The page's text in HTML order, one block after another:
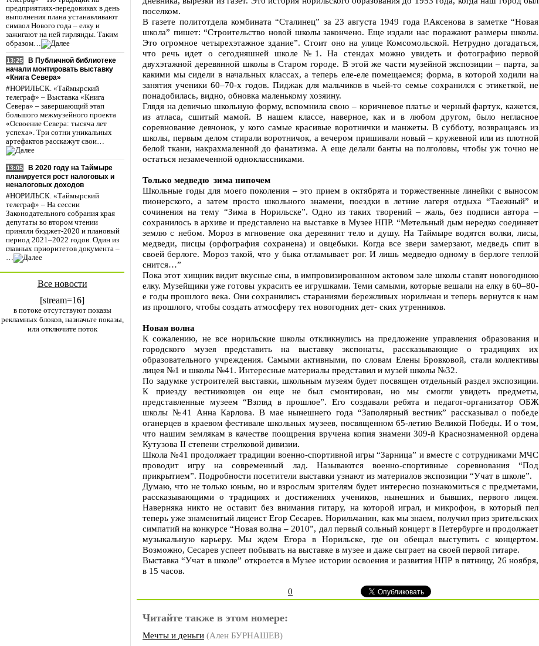
предприятиях-передовиках в день
выполнения плана устанавливают
символ Нового года – елку и
зажигают на ней гирлянды. Таким
образом…
13:25
В Публичной библиотеке
начали монтировать выставку
«Книга Севера»
#НОРИЛЬСК. «Таймырский
телеграф» – Выставка «Книга
Севера» – завершающий этап
большого межмузейного проекта
«Освоение Севера: тысяча лет
успеха». Три сотни уникальных
артефактов расскажут свои…
13:05
В 2020 году на Таймыре
планируется рост налоговых и
неналоговых доходов
#НОРИЛЬСК. «Таймырский
телеграф» – На сессии
Законодательного собрания края
депутаты во втором чтении
приняли бюджет-2020 и плановый
период 2021–2022 годов. Один из
главных приоритетов документа –
…
Все новости
[stream=16]
в потоке отсутствуют показы
рекламных блоков, назначьте показы,
или отключите поток
поселком.
В газете политотдела комбината “Сталинец” за 23 августа 1949 года Р.Аксенова в заметке “Новая
школа” пишет: “Строительство новой школы закончено. Еще издали нас поражают размеры школы.
Это огромное четырехэтажное здание”. Стоит оно на улице Комсомольской. Нетрудно догадаться,
что речь идет о сегодняшней школе №1. На стендах можно увидеть и фотографию первой
двухэтажной деревянной школы в Старом городе. В этой же части музейной экспозиции – парта, за
какими мы сидели в начальных классах, а теперь еле-еле помещаемся; форма, в которой ходили на
занятия ученики 60–70-х годов. Пиджак для мальчиков в чьей-то семье сохранился с этикеткой, не
понадобилась, видно, обновка маленькому хозяину.
Глядя на девичью школьную форму, вспомнила свою – коричневое платье и черный фартук, кажется,
из атласа, сшитый мамой. В нашем классе, наверное, как и в любом другом, было негласное
соревнование девчонок, у кого самые красивые воротнички и манжеты. В субботу, возвращаясь из
школы, первым делом стирали воротничок, а вечером пришивали новый – кружевной или из плотной
белой ткани, накрахмаленной до фанатизма. А еще делали банты на полголовы, чтобы уж точно не
остаться незамеченной одноклассниками.
Только медведю зима нипочем
Школьные годы для моего поколения – это прием в октябрята и торжественные линейки с выносом
пионерского, а затем просто школьного знамени, поездки в летние лагеря отдыха “Таежный” и
сочинения на тему “Зима в Норильске”. Одно из таких творений – жаль, без подписи автора –
сохранилось в архиве и представлено на выставке в Музее НПР. “Метельный дым нередко соединяет
землю с небом. Мороз в мгновение ока деревянит тело и душу. На Таймыре водятся волки, лисы,
медведи, писцы (орфография сохранена) и овцебыки. Когда все звери замерзают, медведь спит в
своей берлоге. Мороз такой, что у быка отламывает рог. И лишь медведю одному в берлоге теплой
снится…”
Пока этот хищник видит вкусные сны, в импровизированном актовом зале школы ставят новогоднюю
елку. Музейщики уже готовы украсить ее игрушками. Теми самыми, которые вешали на елку в 60–80-
е годы прошлого века. Они сохранились стараниями бережливых норильчан и теперь вернутся к нам
из прошлого, чтобы создать атмосферу тех новогодних дет- ских утренников.
Новая волна
К сожалению, не все норильские школы откликнулись на предложение управления образования и
городского музея представить на выставку экспонаты, рассказывающие о традициях их
образовательного учреждения. Самыми активными, по словам Елены Бровковой, стали коллективы
лицея №1 и школы №41. Интересные материалы представил и музей школы №32.
По задумке устроителей выставки, школьным музеям будет посвящен отдельный раздел экспозиции.
К приезду вестниковцев он еще не был смонтирован, но мы смогли увидеть предметы,
представленные музеем “Взгляд в прошлое”. Его создавали ребята и педагог-организатор ОБЖ
школы №41 Анна Карлова. В мае нынешнего года “Заполярный вестник” рассказывал о победе
оганерцев в краевом фестивале школьных музеев, посвященном 65-летию Великой Победы. И о том,
что нашим землякам в качестве поощрения вручена копия знамени 309-й Краснознаменной ордена
Кутузова II степени стрелковой дивизии.
Школа №41 продолжает традиции военно-спортивной игры “Зарница” и вместе с сотрудниками МЧС
проводит игру на современный лад. Называются военно-спортивные соревнования “Под
прикрытием”. Подробности посетители выставки узнают из материалов экспозиции “Учат в школе”.
Думаю, что не только юным, но и взрослым зрителям будет интересно познакомиться с предметами,
рассказывающими о традициях и достижениях учеников, нынешних и бывших, первого лицея.
Наверняка никто не оставит без внимания гитару, на которой играл, и микрофон, в который пел
теперь уже знаменитый лицеист Егор Сесарев. Норильчанин, как мы знаем, получил приз зрительских
симпатий на конкурсе “Новая волна – 2010”, дал первый сольный концерт в Петербурге и продолжает
музыкальную карьеру. Мы ждем Егора в Норильске, где он обещал выступить с концертом.
Возможно, Сесарев успеет побывать на выставке в музее и даже сыграет на своей первой гитаре.
Выставка “Учат в школе” откроется в Музее истории освоения и развития НПР в пятницу, 26 ноября,
в 15 часов.
0
Читайте также в этом номере:
Мечты и деньги (Ален БУРНАШЕВ)